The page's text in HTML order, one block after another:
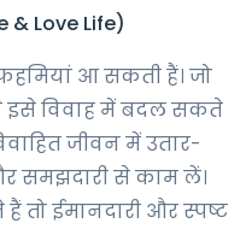
& Love Life)
आ सकती हैं। जो
इसे विवाह में बदल सकते
जीवन में उतार-
समझदारी से काम लें।
तो ईमानदारी और स्पष्ट